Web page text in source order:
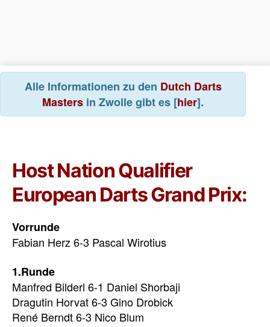
Alle Informationen zu den Dutch Darts
Masters in Zwolle gibt es [hier].
Host Nation Qualifier
European Darts Grand Prix:
Vorrunde
Fabian Herz 6-3 Pascal Wirotius
1.Runde
Manfred Bilderl 6-1 Daniel Shorbaji
Dragutin Horvat 6-3 Gino Drobick
René Berndt 6-3 Nico Blum